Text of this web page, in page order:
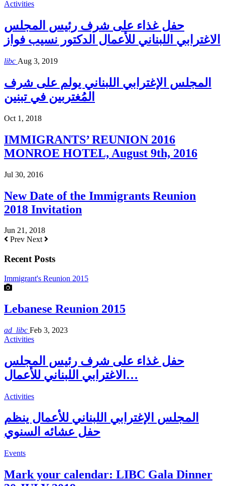
Activities
حفل غذاء على شرف رئيس المجلس
الاغترابي اللبناني للأعمال الدكتور نسيب فواز
libc Aug 3, 2019
المجلس الإغترابي اللبناني يولم على شرف
المُغتربين في تبنين
Oct 1, 2018
IMMIGRANTS’ REUNION 2016
MONROE HOTEL, August 9th, 2016
Jul 30, 2016
New Date of the Immigrants Reunion
2018 Invitation
Jun 21, 2018
Prev Next
Recent Posts
Immigrant's Reunion 2015
Lebanese Reunion 2015
ad_libc Feb 3, 2023
Activities
حفل غذاء على شرف رئيس المجلس
الاغترابي اللبناني للأعمال…
Activities
المجلس الإغترابي اللبناني للأعمال ينظم
حفل عشائه السنوي
Events
Mark your calendar: LIBC Gala Dinner